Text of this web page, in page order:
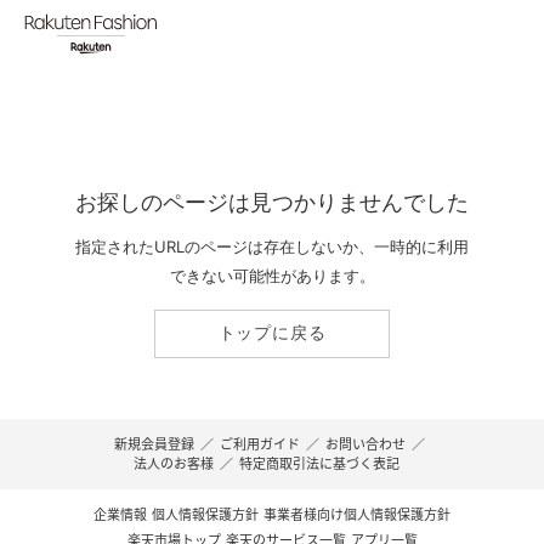
お探しのページは見つかりませんでした
指定されたURLのページは存在しないか、一時的に利用
できない可能性があります。
トップに戻る
新規会員登録 ／ ご利用ガイド ／ お問い合わせ ／
法人のお客様 ／ 特定商取引法に基づく表記
企業情報 個人情報保護方針 事業者様向け個人情報保護方針
楽天市場トップ 楽天のサービス一覧 アプリ一覧